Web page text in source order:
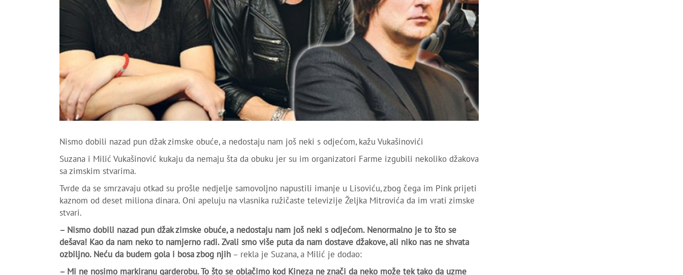
Nismo dobili nazad pun džak zimske obuće, a nedostaju nam još neki s odjećom, kažu Vukašinovići
Suzana i Milić Vukašinović kukaju da nemaju šta da obuku jer su im organizatori Farme izgubili nekoliko džakova
sa zimskim stvarima.
Tvrde da se smrzavaju otkad su prošle nedjelje samovoljno napustili imanje u Lisoviću, zbog čega im Pink prijeti
kaznom od deset miliona dinara. Oni apeluju na vlasnika ružičaste televizije Željka Mitrovića da im vrati zimske
stvari.
– Nismo dobili nazad pun džak zimske obuće, a nedostaju nam još neki s odjećom. Nenormalno je to što se
dešava! Kao da nam neko to namjerno radi. Zvali smo više puta da nam dostave džakove, ali niko nas ne shvata
ozbiljno. Neću da budem gola i bosa zbog njih – rekla je Suzana, a Milić je dodao:
– Mi ne nosimo markiranu garderobu. To što se oblačimo kod Kineza ne znači da neko može tek tako da uzme